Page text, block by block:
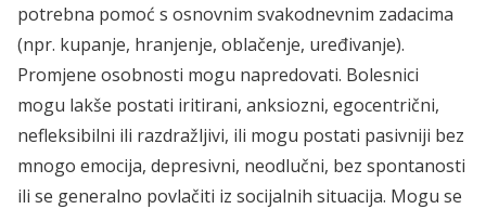
potrebna pomoć s osnovnim svakodnevnim zadacima
(npr. kupanje, hranjenje, oblačenje, uređivanje).
Promjene osobnosti mogu napredovati. Bolesnici
mogu lakše postati iritirani, anksiozni, egocentrični,
nefleksibilni ili razdražljivi, ili mogu postati pasivniji bez
mnogo emocija, depresivni, neodlučni, bez spontanosti
ili se generalno povlačiti iz socijalnih situacija. Mogu se